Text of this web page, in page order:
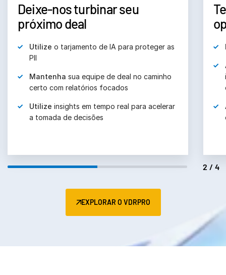
Deixe-nos turbinar seu
próximo deal
Utilize o tarjamento de IA para proteger as
PII
Mantenha sua equipe de deal no caminho
certo com relatórios focados
Utilize insights em tempo real para acelerar
a tomada de decisões
2/4
EXPLORAR O VDRPRO